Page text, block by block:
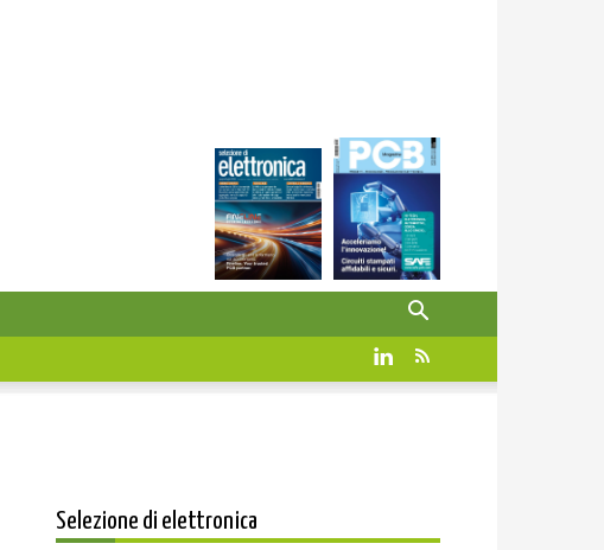
Selezione di elettronica